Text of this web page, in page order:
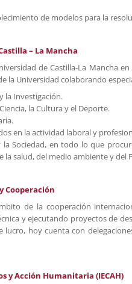
de modelos para la
– La Mancha
de Castilla-La Mancha
la Universidad colaborando
la Investigación.
la Cultura y el Deporte.
en la actividad laboral y
Sociedad, en todo lo que
la salud, del medio ambiente y del
Cooperación
de la cooperación
y ejecutando proyectos de
hoy cuenta con
y Acción Humanitaria (IECAH)